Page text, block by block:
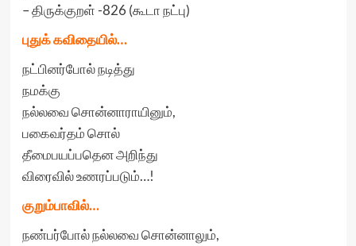
– திருக்குறள் -826 (கூடா நட்பு)
புதுக் கவிதையில்…
நட்பினர்போல் நடித்து
நமக்கு
நல்லவை சொன்னாராயினும்,
பகைவர்தம் சொல்
தீமைபயப்பதென அறிந்து
விரைவில் உணரப்படும்…!
குறும்பாவில்…
நண்பர்போல் நல்லவை சொன்னாலும்,